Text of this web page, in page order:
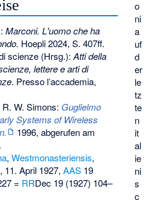
o
ni
a
uf
d
er
le
tz
te
n
it
al
ie
ni
s
c
Marconi. L'uomo che ha
Hoepli 2024, S. 407ff.
scienze (Hrsg.):Atti della
lettere e arti di
. Presso l’accademia,
R. W. Simons: Guglielmo
Systems of Wireless
1996, abgerufen am
.
,Westmonasteriensis,
11. April 1927,AAS 19
= RRDec 19 (1927) 104–